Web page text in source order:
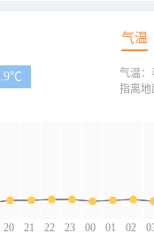
气温
20 21 22 23 00 01 02
气温：
指离地